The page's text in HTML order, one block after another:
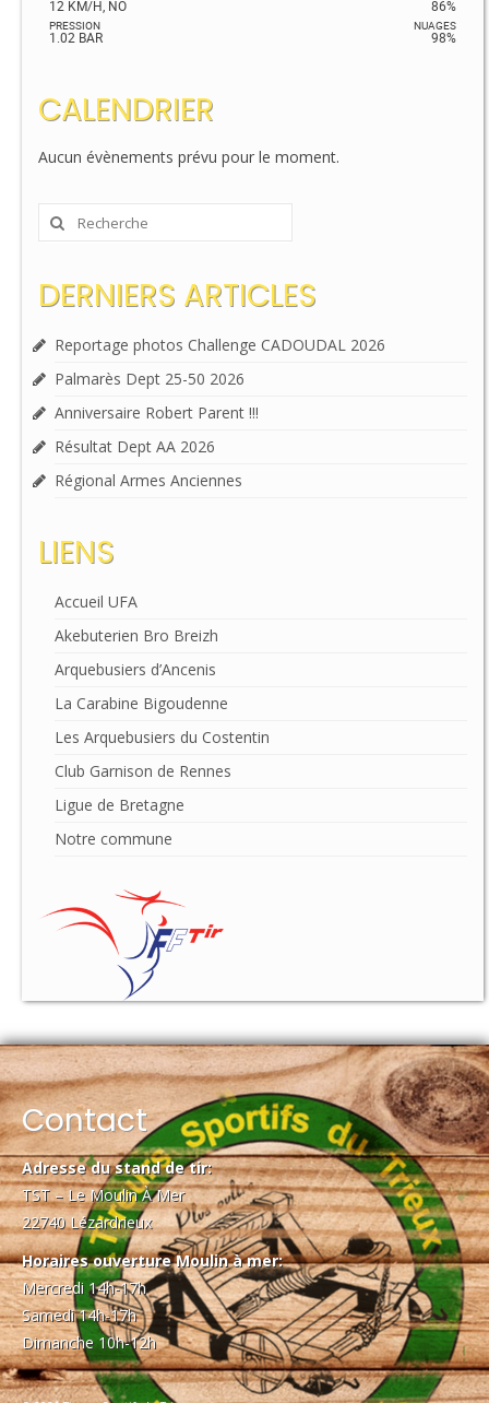
12 KM/H, NO
PRESSION
1.02 BAR
86%
NUAGES
98%
CALENDRIER
Aucun évènements prévu pour le moment.
Rechercher
:
DERNIERS ARTICLES
Reportage photos Challenge CADOUDAL 2026
Palmarès Dept 25-50 2026
Anniversaire Robert Parent !!!
Résultat Dept AA 2026
Régional Armes Anciennes
LIENS
Accueil UFA
Akebuterien Bro Breizh
Arquebusiers d’Ancenis
La Carabine Bigoudenne
Les Arquebusiers du Costentin
Club Garnison de Rennes
Ligue de Bretagne
Notre commune
Contact
Adresse du stand de tir:
TST – Le Moulin À Mer
22740 Lézardrieux
Horaires ouverture Moulin à mer:
Mercredi 14h-17h
Samedi 14h-17h
Dimanche 10h-12h